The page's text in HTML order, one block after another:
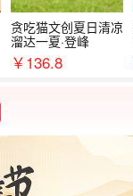
贪吃猫文创夏日清凉
溜达一夏·登峰
￥136.8